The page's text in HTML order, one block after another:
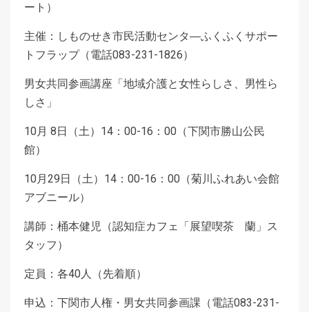
ート）
主催：しものせき市民活動センタ―ふくふくサポー
トフラップ（電話083-231-1826）
男女共同参画講座「地域介護と女性らしさ、男性ら
しさ」
10月 8日（土）14：00-16：00（下関市勝山公民
館）
10月29日（土）14：00-16：00（菊川ふれあい会館
アブニール）
講師：桶本健児（認知症カフェ「展望喫茶 蘭」ス
タッフ）
定員：各40人（先着順）
申込：下関市人権・男女共同参画課（電話083-231-